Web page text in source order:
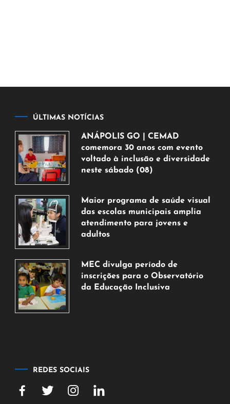
ÚLTIMAS NOTÍCIAS
ANÁPOLIS GO | CEMAD
comemora 30 anos com evento
voltado à inclusão e diversidade
neste sábado (08)
de
agosto
de
2026
Maior programa de saúde visual
das escolas municipais amplia
atendimento para jovens e
adultos
de
agosto
de
MEC divulga período de
inscrições para o Observatório
da Educação Inclusiva
REDES SOCIAIS